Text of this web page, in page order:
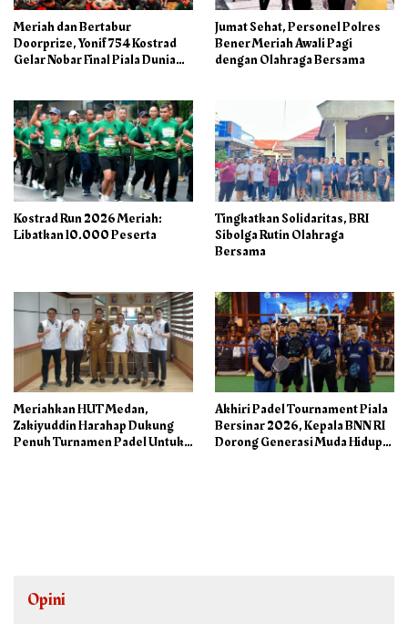
Meriah dan Bertabur
Doorprize, Yonif 754 Kostrad
Gelar Nobar Final Piala Dunia
Jumat Sehat, Personel Polres
Bener Meriah Awali Pagi
dengan Olahraga Bersama
Kostrad Run 2026 Meriah:
Libatkan 10.000 Peserta
Tingkatkan Solidaritas, BRI
Sibolga Rutin Olahraga
Bersama
Meriahkan HUT Medan,
Zakiyuddin Harahap Dukung
Penuh Turnamen Padel Untuk
Akhiri Padel Tournament Piala
Bersinar 2026, Kepala BNN RI
Dorong Generasi Muda Hidup
Opini